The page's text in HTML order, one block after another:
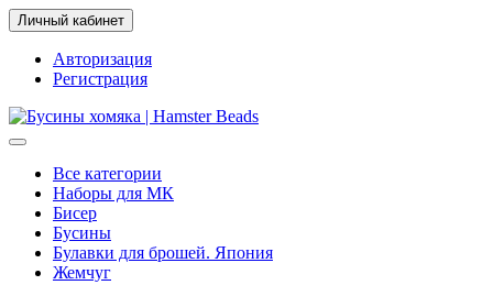
Личный кабинет
Авторизация
Регистрация
Все категории
Наборы для МК
Бисер
Бусины
Булавки для брошей. Япония
Жемчуг